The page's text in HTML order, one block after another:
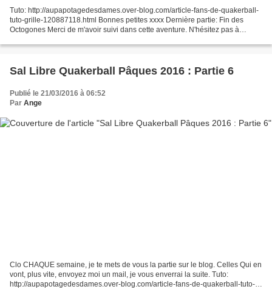
Tuto: http://aupapotagedesdames.over-blog.com/article-fans-de-quakerball-
tuto-grille-120887118.html Bonnes petites xxxx Dernière partie: Fin des
Octogones Merci de m'avoir suivi dans cette aventure. N'hésitez pas à
Sal Libre Quakerball Pâques 2016 : Partie 6
Publié le 21/03/2016 à 06:52
Par Ange
Clo CHAQUE semaine, je te mets de vous la partie sur le blog. Celles Qui en
vont, plus vite, envoyez moi un mail, je vous enverrai la suite. Tuto:
http://aupapotagedesdames.over-blog.com/article-fans-de-quakerball-tuto-